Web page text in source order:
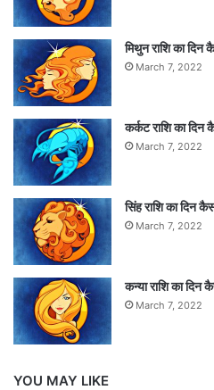
को विशाल स्कोर तक पहुंचाया।
स्टोक्स पारी की अंतिम
बुमराह का शिकार बने। क्रिस
भारत की ओर से शमी ने 69 रन
44 रन पर एक विकेट और
विकेट अपने नाम किए।
Tags ICC Cricket World Cup 2019
मिथुन राशि का दिन
March 7, 2022
कर्कट राशि का दिन
March 7, 2022
सिंह राशि का दिन
March 7, 2022
कन्या राशि का दिन
March 7, 2022
YOU MAY LIKE